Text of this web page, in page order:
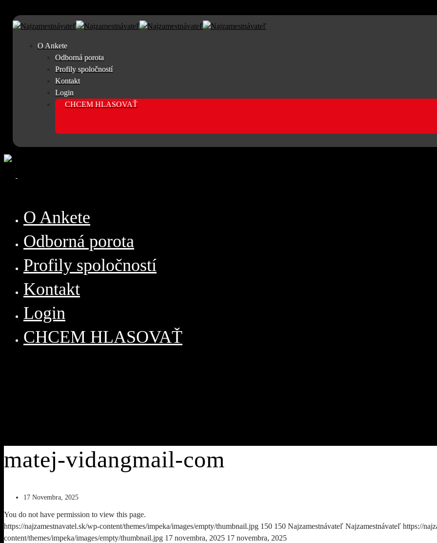
O Ankete
Odborná porota
Profily spoločností
Kontakt
Login
CHCEM HLASOVAŤ
O Ankete
Odborná porota
Profily spoločností
Kontakt
Login
CHCEM HLASOVAŤ
matej-vidangmail-com
17 Novembra, 2025
You do not have permission to view this page.
https://najzamestnavatel.sk/wp-content/themes/impeka/images/empty/thumbnail.jpg 150 150 Najzamestnávateľ Najzamestnávateľ https://
content/themes/impeka/images/empty/thumbnail.jpg 17 novembra, 2025 17 novembra, 2025